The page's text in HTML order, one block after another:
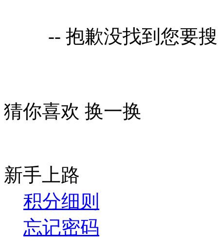
-- 抱歉没找到您要
猜你喜欢 换一换
新手上路
积分细则
忘记密码